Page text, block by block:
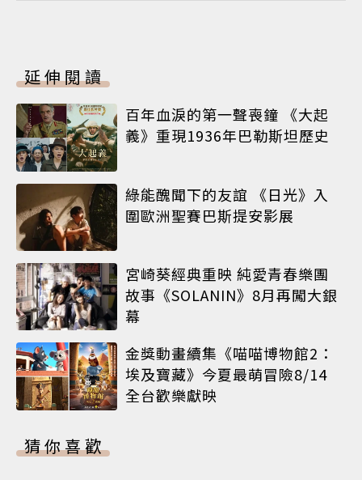
延伸閱讀
百年血淚的第一聲喪鐘 《大起
義》重現1936年巴勒斯坦歷史
綠能醜聞下的友誼 《日光》入
圍歐洲聖賽巴斯提安影展
宮崎葵經典重映 純愛青春樂團
故事《SOLANIN》8月再闖大銀
幕
金獎動畫續集《喵喵博物館2：
埃及寶藏》今夏最萌冒險8/14
全台歡樂獻映
猜你喜歡